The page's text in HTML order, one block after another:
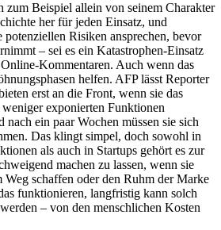
zum Beispiel allein von seinem Charakter
her für jeden Einsatz, und
Risiken ansprechen, bevor
– sei es ein Katastrophen-Einsatz
Kommentaren. Auch wenn das
helfen. AFP lässt Reporter
erst an die Front, wenn sie das
exponierten Funktionen
nach ein paar Wochen müssen sie sich
Das klingt simpel, doch sowohl in
als auch in Startups gehört es zur
machen zu lassen, wenn sie
Weg schaffen oder den Ruhm der Marke
funktionieren, langfristig kann solch
– von den menschlichen Kosten